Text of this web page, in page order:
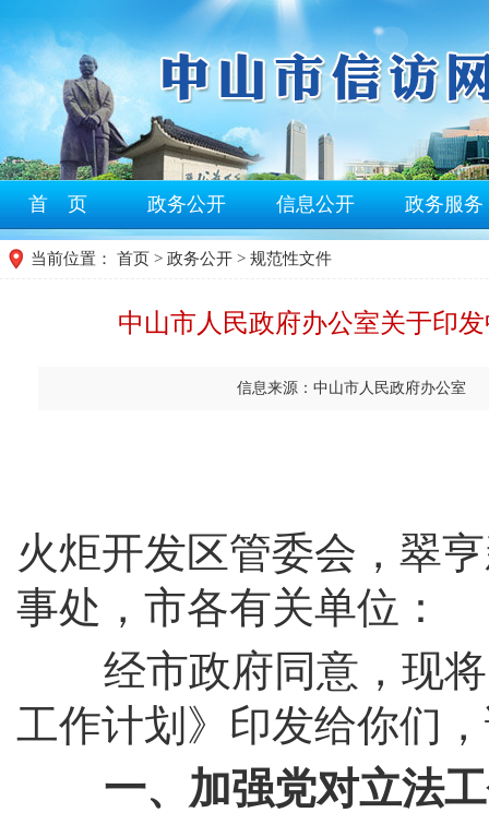
首 页 政务公开 信息公开 政务服务
当前位置： 首页 > 政务公开 > 规范性文件
中山市人民政府办公室关于印
信息来源：中山市人民政府办公室
火炬开发区管委会，翠
事处，市各有关单位：
经市政府同意，现将
工作计划》印发给你们
一、加强党对立法工